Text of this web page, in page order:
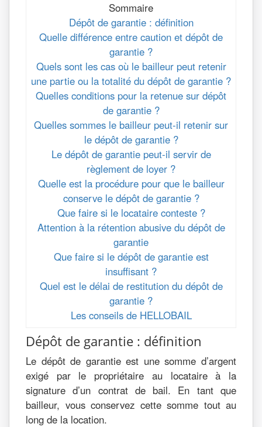
Sommaire
Dépôt de garantie : définition
Quelle différence entre caution et dépôt de
garantie ?
Quels sont les cas où le bailleur peut retenir
une partie ou la totalité du dépôt de garantie ?
Quelles conditions pour la retenue sur dépôt
de garantie ?
Quelles sommes le bailleur peut-il retenir sur
le dépôt de garantie ?
Le dépôt de garantie peut-il servir de
règlement de loyer ?
Quelle est la procédure pour que le bailleur
conserve le dépôt de garantie ?
Que faire si le locataire conteste ?
Attention à la rétention abusive du dépôt de
garantie
Que faire si le dépôt de garantie est
insuffisant ?
Quel est le délai de restitution du dépôt de
garantie ?
Les conseils de HELLOBAIL
Dépôt de garantie : définition
Le dépôt de garantie est une somme d’argent
exigé par le propriétaire au locataire à la
signature d’un contrat de bail. En tant que
bailleur, vous conservez cette somme tout au
long de la location.